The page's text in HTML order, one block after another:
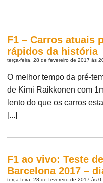
F1 – Carros atuais
rápidos da história
terça-feira, 28 de fevereiro de 2017 às
O melhor tempo da pré-
de Kimi Raikkonen com
lento do que os carros
[...]
F1 ao vivo: Teste
Barcelona 2017 –
terça-feira, 28 de fevereiro de 2017 às